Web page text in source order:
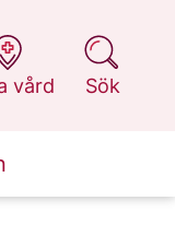
vård
Sök
på 1177.se